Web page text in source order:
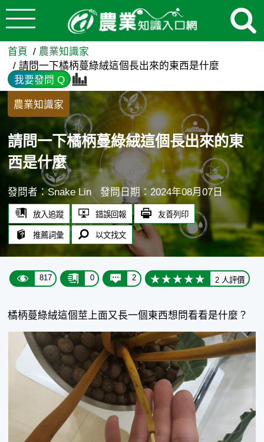
跳到主要內容
請問一下橘柄蔓綠絨這個長
首頁
農業知識家
請問一下橘柄蔓綠絨這個長出來的東西是什麼
我要發問 Q
農業知識家
請問一下橘柄蔓綠絨這個長出來的東
西是什麼
發問者：Snake Lin 發問日期：2024年08月07日
放入追蹤 錯誤回報 友善列印
推薦詞彙 以文找文
817 0 2 2 人評價
橘柄蔓綠絨這個莖上面又長一個東西想問看看是什麼？